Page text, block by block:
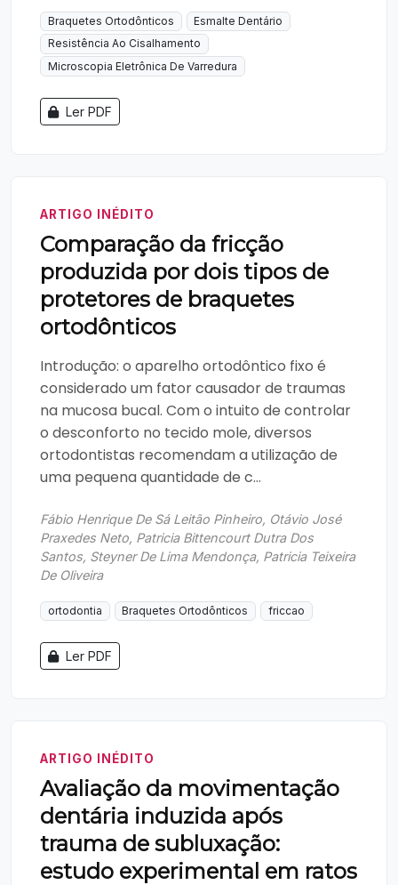
Braquetes Ortodônticos
Esmalte Dentário
Resistência Ao Cisalhamento
Microscopia Eletrônica De Varredura
Ler PDF
ARTIGO INÉDITO
Comparação da fricção
produzida por dois tipos de
protetores de braquetes
ortodônticos
Introdução: o aparelho ortodôntico fixo é
considerado um fator causador de traumas
na mucosa bucal. Com o intuito de controlar
o desconforto no tecido mole, diversos
ortodontistas recomendam a utilização de
uma pequena quantidade de c...
Fábio Henrique De Sá Leitão Pinheiro, Otávio José
Praxedes Neto, Patricia Bittencourt Dutra Dos
Santos, Steyner De Lima Mendonça, Patricia Teixeira
De Oliveira
ortodontia Braquetes Ortodônticos friccao
Ler PDF
ARTIGO INÉDITO
Avaliação da movimentação
dentária induzida após
trauma de subluxação:
estudo experimental em ratos